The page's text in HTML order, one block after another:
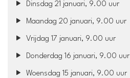
Dinsdag 21 januari, 9.00 uur
Maandag 20 januari, 9.00 uur
Vrijdag 17 januari, 9.00 uur
Donderdag 16 januari, 9.00 uur
Woensdag 15 januari, 9.00 uur